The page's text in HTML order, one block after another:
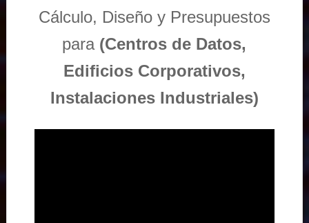
Cálculo, Diseño y Presupuestos
para (Centros de Datos,
Edificios Corporativos,
Instalaciones Industriales)